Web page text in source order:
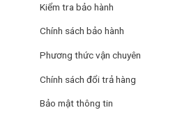
Kiểm tra bảo hành
Chính sách bảo hành
Phương thức vận chuyên
Chính sách đổi trả hàng
Bảo mật thông tin